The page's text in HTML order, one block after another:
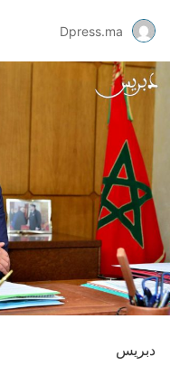
Dpress.ma
دبريس